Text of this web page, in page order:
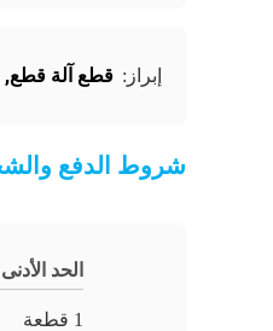
إبراز: قطع آلة قطع,
شروط الدفع
الحد
1 قطعة